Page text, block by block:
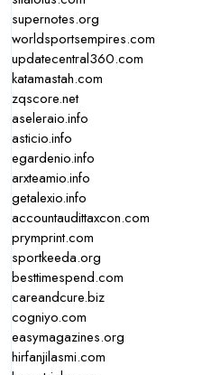
supernotes.org
worldsportsempires.com
updatecentral360.com
katamastah.com
zqscore.net
aseleraio.info
asticio.info
egardenio.info
arxteamio.info
getalexio.info
accountaudittaxcon.com
prymprint.com
sportkeeda.org
besttimespend.com
careandcure.biz
cogniyo.com
easymagazines.org
hirfanjilasmi.com